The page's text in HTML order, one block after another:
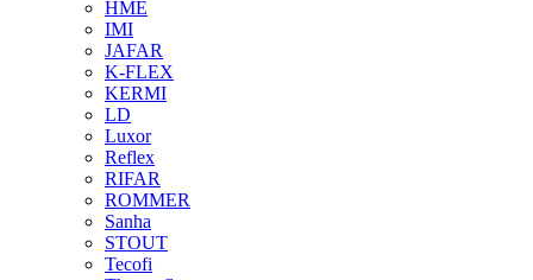
HME
IMI
JAFAR
K-FLEX
KERMI
LD
Luxor
Reflex
RIFAR
ROMMER
Sanha
STOUT
Tecofi